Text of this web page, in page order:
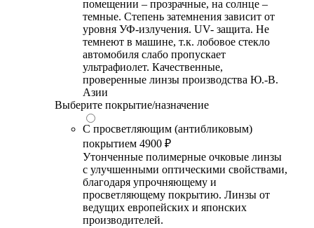
помещении – прозрачные, на солнце –
темные. Степень затемнения зависит от
уровня УФ-излучения. UV- защита. Не
темнеют в машине, т.к. лобовое стекло
автомобиля слабо пропускает
ультрафиолет. Качественные,
проверенные линзы производства Ю.-В.
Азии
Выберите покрытие/назначение
С просветляющим (антибликовым)
покрытием 4900 ₽
Утонченные полимерные очковые линзы
с улучшенными оптическими свойствами,
благодаря упрочняющему и
просветляющему покрытию. Линзы от
ведущих европейских и японских
производителей.